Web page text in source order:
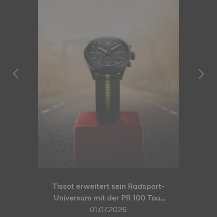
Tissot erweitert sein Radsport-
Universum mit der PR 100 Tour
de France 2026 Special Edition
01.07.2026